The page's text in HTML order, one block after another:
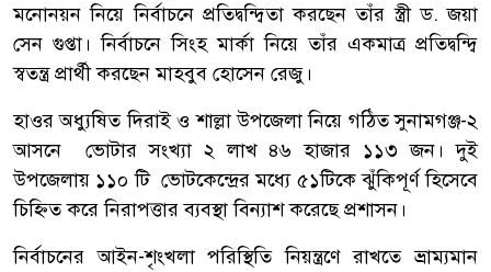
মনোনয়ন নিয়ে নির্বাচনে প্রতিদ্বন্দ্বিতা করছেন তাঁর স্ত্রী ড. জয়া
সেন গুপ্তা। নির্বাচনে সিংহ মার্কা নিয়ে তাঁর একমাত্র প্রতিদ্বন্দ্বি
স্বতন্ত্র প্রার্থী করছেন মাহবুব হোসেন রেজু।
হাওর অধ্যুষিত দিরাই ও শাল্লা উপজেলা নিয়ে গঠিত সুনামগঞ্জ-২
আসনে ভোটার সংখ্যা ২ লাখ ৪৬ হাজার ১১৩ জন। দুই
উপজেলায় ১১০ টি ভোটকেন্দ্রের মধ্যে ৫১টিকে ঝুঁকিপূর্ণ হিসেবে
চিহ্নিত করে নিরাপত্তার ব্যবস্থা বিন্যাশ করেছে প্রশাসন।
নির্বাচনের আইন-শৃংখলা পরিস্থিতি নিয়ন্ত্রণে রাখতে ভ্রাম্যমান